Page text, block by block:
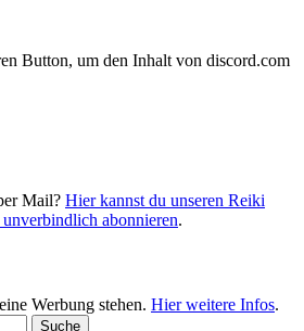
Button, um den Inhalt von discord.com
Mail? Hier kannst du unseren Reiki
abonnieren.
Werbung stehen. Hier weitere Infos.